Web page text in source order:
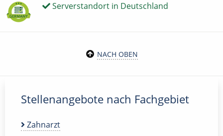
Serverstandort in Deutschland
NACH OBEN
Stellenangebote nach Fachgebiet
Zahnarzt